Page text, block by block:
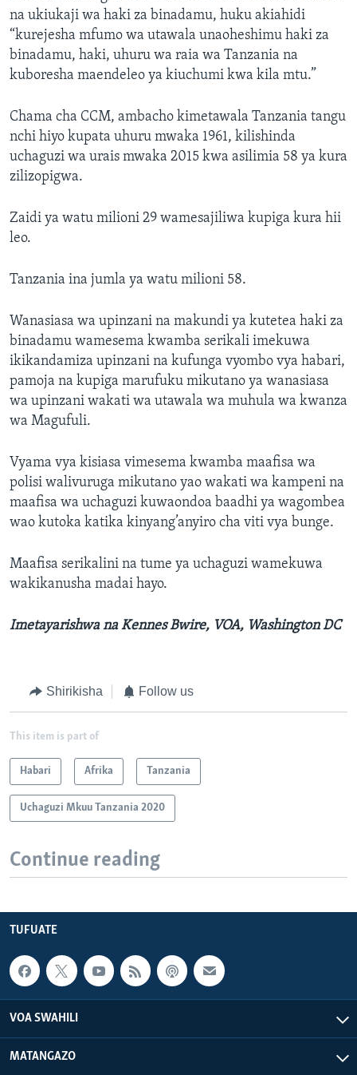
na ukiukaji wa haki za binadamu, huku akiahidi
“kurejesha mfumo wa utawala unaoheshimu haki za
binadamu, haki, uhuru wa raia wa Tanzania na
kuboresha maendeleo ya kiuchumi kwa kila mtu.”
Chama cha CCM, ambacho kimetawala Tanzania tangu
nchi hiyo kupata uhuru mwaka 1961, kilishinda
uchaguzi wa urais mwaka 2015 kwa asilimia 58 ya kura
zilizopigwa.
Zaidi ya watu milioni 29 wamesajiliwa kupiga kura hii
leo.
Tanzania ina jumla ya watu milioni 58.
Wanasiasa wa upinzani na makundi ya kutetea haki za
binadamu wamesema kwamba serikali imekuwa
ikikandamiza upinzani na kufunga vyombo vya habari,
pamoja na kupiga marufuku mikutano ya wanasiasa
wa upinzani wakati wa utawala wa muhula wa kwanza
wa Magufuli.
Vyama vya kisiasa vimesema kwamba maafisa wa
polisi walivuruga mikutano yao wakati wa kampeni na
maafisa wa uchaguzi kuwaondoa baadhi ya wagombea
wao kutoka katika kinyang’anyiro cha viti vya bunge.
Maafisa serikalini na tume ya uchaguzi wamekuwa
wakikanusha madai hayo.
Imetayarishwa na Kennes Bwire, VOA, Washington DC
Shirikisha Follow us
This item is part of
Habari Afrika Tanzania
Uchaguzi Mkuu Tanzania 2020
Continue reading
TUFUATE
VOA SWAHILI
MATANGAZO